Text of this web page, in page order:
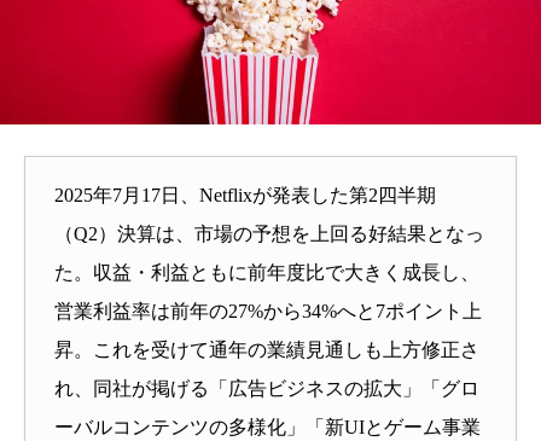
2025年7月17日、Netflixが発表した第2四半期
（Q2）決算は、市場の予想を上回る好結果となっ
た。収益・利益ともに前年度比で大きく成長し、
営業利益率は前年の27%から34%へと7ポイント上
昇。これを受けて通年の業績見通しも上方修正さ
れ、同社が掲げる「広告ビジネスの拡大」「グロ
ーバルコンテンツの多様化」「新UIとゲーム事業